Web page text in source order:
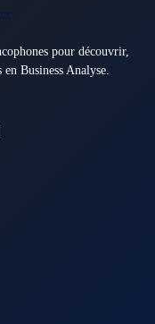
pour découvrir,
Business Analyse.